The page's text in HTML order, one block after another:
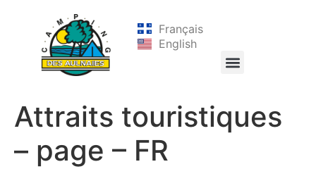
Français
English
Attraits touristiques
– page – FR